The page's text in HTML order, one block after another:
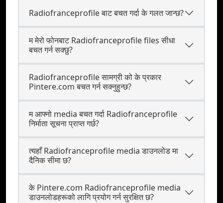
Radiofranceprofile बाट बचत गर्दा के गलत जान्छ?
म मेरो फोनबाट Radiofranceprofile files सीधा
बचत गर्न सक्छु?
Radiofranceprofile सामग्री को के प्रकार
Pintere.com बचत गर्न सक्नुहुन्छ?
म आफ्नो media बचत गर्दा Radiofranceprofile
निर्माता सूचना प्राप्त गर्छ?
त्यहाँ Radiofranceprofile media डाउनलोड मा
दैनिक सीमा छ?
के Pintere.com Radiofranceprofile media
डाउनलोडहरूको लागि प्रयोग गर्न सुरक्षित छ?